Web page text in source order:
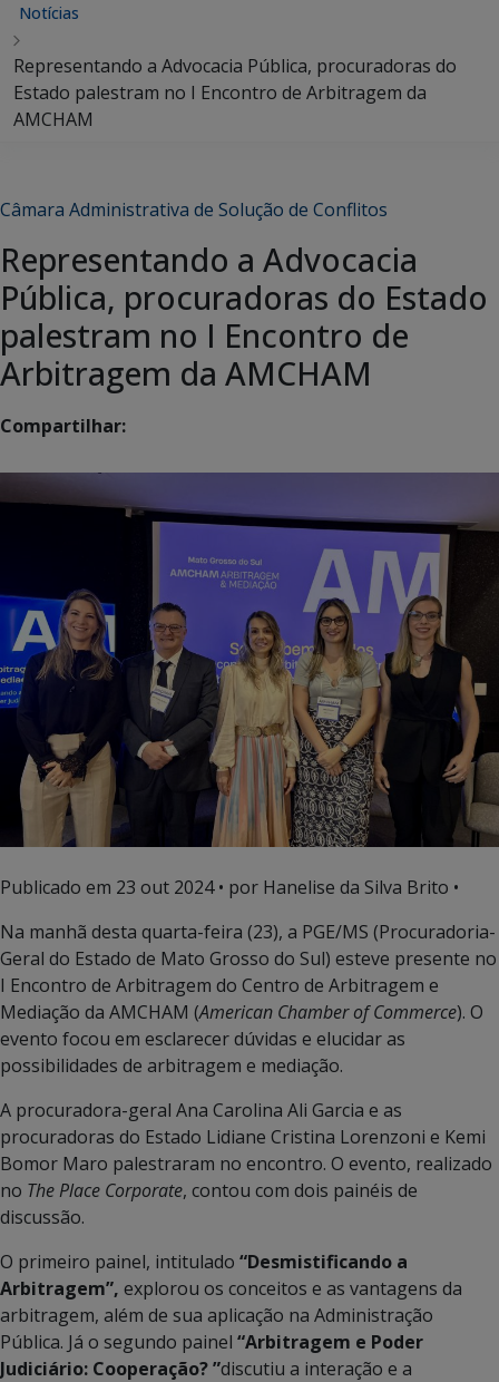
Notícias
Representando a Advocacia Pública, procuradoras do
Estado palestram no I Encontro de Arbitragem da
AMCHAM
Câmara Administrativa de Solução de Conflitos
Representando a Advocacia
Pública, procuradoras do Estado
palestram no I Encontro de
Arbitragem da AMCHAM
Compartilhar:
Publicado em 23 out 2024• por Hanelise da Silva Brito •
Na manhã desta quarta-feira (23), a PGE/MS (Procuradoria-
Geral do Estado de Mato Grosso do Sul) esteve presente no
I Encontro de Arbitragem do Centro de Arbitragem e
Mediação da AMCHAM (American Chamber of Commerce). O
evento focou em esclarecer dúvidas e elucidar as
possibilidades de arbitragem e mediação.
A procuradora-geral Ana Carolina Ali Garcia e as
procuradoras do Estado Lidiane Cristina Lorenzoni e Kemi
Bomor Maro palestraram no encontro. O evento, realizado
no The Place Corporate, contou com dois painéis de
discussão.
O primeiro painel, intitulado “Desmistificando a
Arbitragem”, explorou os conceitos e as vantagens da
arbitragem, além de sua aplicação na Administração
Pública. Já o segundo painel “Arbitragem e Poder
Judiciário: Cooperação? ”discutiu a interação e a